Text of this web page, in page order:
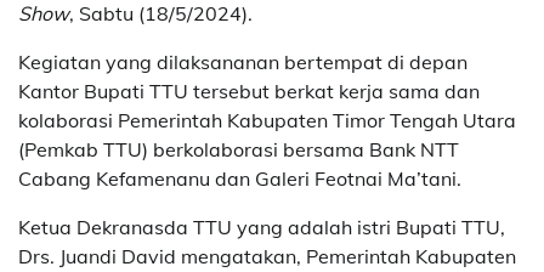
Show, Sabtu (18/5/2024).
Kegiatan yang dilaksananan bertempat di depan
Kantor Bupati TTU tersebut berkat kerja sama dan
kolaborasi Pemerintah Kabupaten Timor Tengah Utara
(Pemkab TTU) berkolaborasi bersama Bank NTT
Cabang Kefamenanu dan Galeri Feotnai Ma’tani.
Ketua Dekranasda TTU yang adalah istri Bupati TTU,
Drs. Juandi David mengatakan, Pemerintah Kabupaten